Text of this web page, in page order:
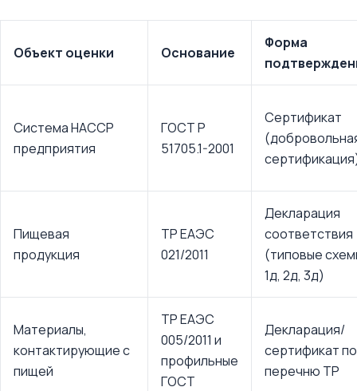
Объект оценки Основание
Форма
Система HACCP
предприятия
ГОСТ Р
51705.1-2001
Сертификат
Пищевая
продукция
ТР ЕАЭС
021/2011
Декларация
соответствия
(типовые
1д, 2д, 3д)
Материалы,
контактирующие с
пищей
ТР ЕАЭС
005/2011 и
профильные
ГОСТ
Декларация/
сертификат по
перечню ТР